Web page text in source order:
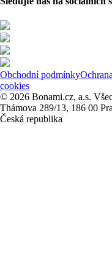
Obchodní podmínky
cookies
© 2026 Bonami.cz, a.s.
Thámova 289/13, 186 00
Česká republika